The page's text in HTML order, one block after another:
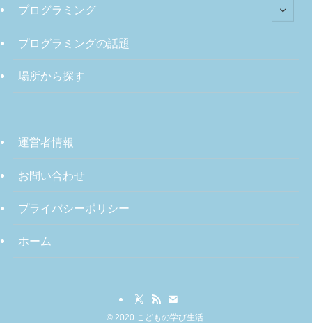
プログラミング
プログラミングの話題
場所から探す
運営者情報
お問い合わせ
プライバシーポリシー
ホーム
© 2020 こどもの学び生活.